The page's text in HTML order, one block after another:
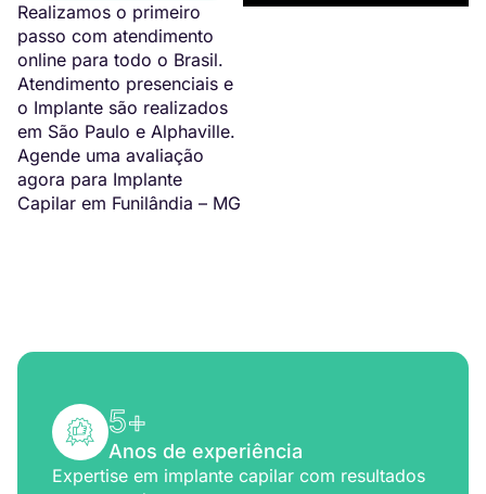
Realizamos o primeiro
passo com atendimento
online para todo o Brasil.
Atendimento presenciais e
o Implante são realizados
em São Paulo e Alphaville.
Agende uma avaliação
agora para Implante
Capilar em Funilândia – MG
5+
Anos de experiência
Expertise em implante capilar com resultados